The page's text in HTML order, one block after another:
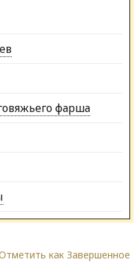
фарша
как Завершенное